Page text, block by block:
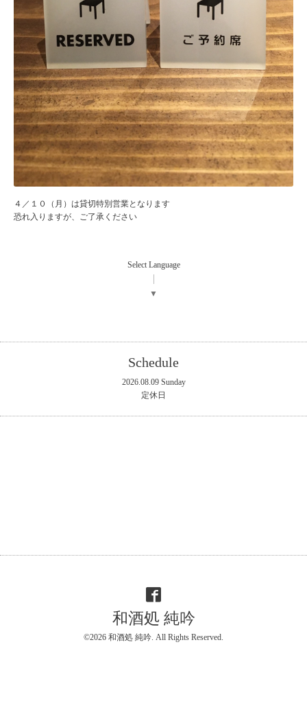
４／１０（月）は貸切特別営業となります
恐れ入りますが、ご了承ください
Select Language
▼
Schedule
2026.08.09 Sunday
定休日
和酒処 純吟
©2026 和酒処 純吟 . All Rights Reserved.